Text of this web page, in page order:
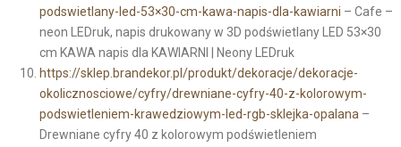
podswietlany-led-53×30-cm-kawa-napis-dla-kawiarni – Cafe –
neon LEDruk, napis drukowany w 3D podświetlany LED 53×30
cm KAWA napis dla KAWIARNI | Neony LEDruk
https://sklep.brandekor.pl/produkt/dekoracje/dekoracje-
okolicznosciowe/cyfry/drewniane-cyfry-40-z-kolorowym-
podswietleniem-krawedziowym-led-rgb-sklejka-opalana–
Drewniane cyfry 40 z kolorowym podświetleniem